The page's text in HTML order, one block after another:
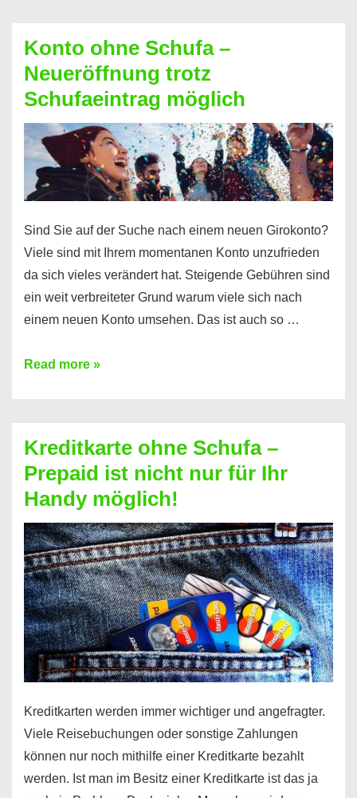
Sie
einen
Kredit
ohne
Einkommensnachweis
Konto ohne Schufa –
Neueröffnung trotz
Schufaeintrag möglich
Sind Sie auf der Suche nach einem neuen Girokonto?
Viele sind mit Ihrem momentanen Konto unzufrieden
da sich vieles verändert hat. Steigende Gebühren sind
ein weit verbreiteter Grund warum viele sich nach
einem neuen Konto umsehen. Das ist auch so …
Konto
Neueröffnung
trotz
Schufaeintrag
möglich
Read more »
Kreditkarte ohne Schufa –
Prepaid ist nicht nur für Ihr
Handy möglich!
Kreditkarten werden immer wichtiger und angefragter.
Viele Reisebuchungen oder sonstige Zahlungen
können nur noch mithilfe einer Kreditkarte bezahlt
werden. Ist man im Besitz einer Kreditkarte ist das ja